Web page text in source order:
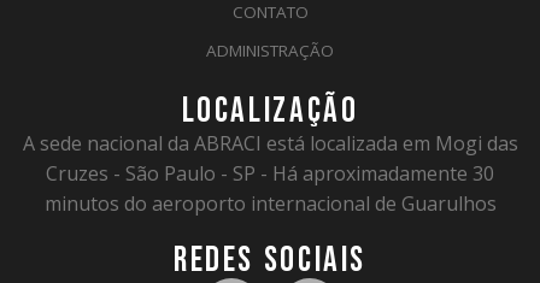
CONTATO
ADMINISTRAÇÃO
LOCALIZAÇÃO
A sede nacional da ABRACI está localizada em Mogi das
Cruzes - São Paulo - SP - Há aproximadamente 30
minutos do aeroporto internacional de Guarulhos
REDES SOCIAIS